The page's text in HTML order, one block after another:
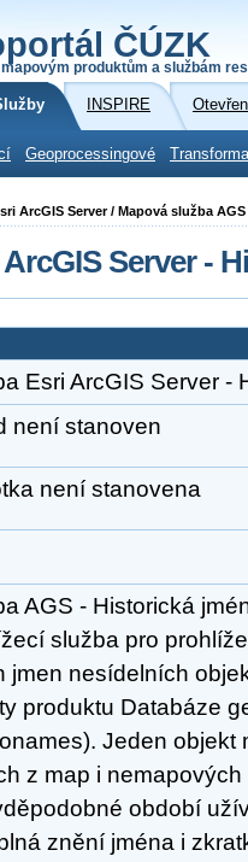
ČÚZK
produktům a službám
INSPIRE
Geoprocessingové
ArcGIS Server / Mapová služba
Server -
Esri ArcGIS Server -
není stanoven
není stanovena
AGS - Historická
služba pro
jmen nesídelních
produktu Databáze
Jeden objekt
z map i
období
znění jména i